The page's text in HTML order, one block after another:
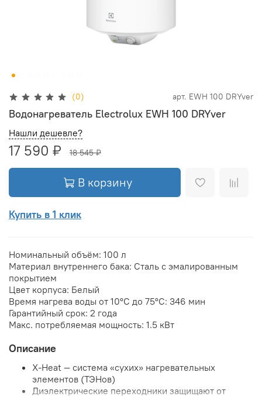
(0) арт. EWH 100 DRYver
Водонагреватель Electrolux EWH 100 DRYver
Нашли дешевле?
17 590 ₽ 18 545 ₽
В корзину
Купить в 1 клик
Номинальный объём: 100 л
Материал внутреннего бака: Сталь с эмалированным
покрытием
Цвет корпуса: Белый
Время нагрева воды от 10°С до 75°С: 346 мин
Гарантийный срок: 2 года
Макс. потребляемая мощность: 1.5 кВт
Описание
X-Heat — система «сухих» нагревательных
элементов (ТЭНов)
Диэлектрические переходники защищают от